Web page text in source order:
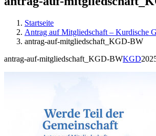
Startseite
Antrag auf Mitgliedschaft – Kurdische
antrag-auf-mitgliedschaft_KGD-BW
antrag-auf-mitgliedschaft_KGD-BWKGD